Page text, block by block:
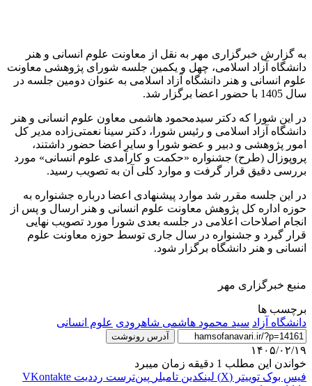
به گزارش خبرگزاری مهر به نقل از معاونت علوم انسانی و هنر
دانشگاه آزاد اسلامی، چهل و یکمین جلسه شورای پژوهشی معاونت
علوم انسانی و هنر دانشگاه آزاد اسلامی به عنوان دومین جلسه در
سال 1405 با حضور اعضا برگزار شد.
در این شورا که دکتر سیدمحمود هاشمی معاون علوم انسانی و هنر
دانشگاه آزاد اسلامی و رئیس شورا، دکتر سینا نعمتی‌زاده مدیر کل
امور پژوهشی و دبیر و عضو شورا و سایر اعضا حضور داشتند،
پروپوزال (طرح) جشنواره «حکمت و کارآمدی علوم انسانی» مورد
بررسی دقیق قرار گرفت و موارد کلی آن به تصویب رسید.
در این جلسه مقرر شد موارد پیشنهادی اعضا درباره جشنواره به
حوزه اداره کل پژوهش معاونت علوم انسانی و هنر ارسال و پس از
انجام اصلاحات اعلامی در جلسه بعدی شورا مورد تصویب نهایی
قرار گیرد و جشنواره در سال جاری توسط حوزه معاونت علوم
انسانی و هنر دانشگاه برگزار شود.
منبع خبرگزاری مهر
برچسب ها
دانشگاه آزاد سید محمود هاشمی شاهرودی علوم انسانی
آدرس رونوشت
۱۴۰۵/۰۲/۱۹
خواندن این مطلب 1 دقیقه زمان میبرد
فیس بوک توییتر (X) لینکدین ‫تامبلر ‫پین‌ترست ‫رددیت ‫VKontakte